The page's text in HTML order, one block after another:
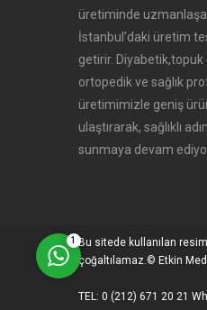
üretiminde
İstanbul’daki üretim
getirir.
ortopedik ve sağlık
üretimimizle geniş
ulaştırarak, sağlıklı
sunmaya devam
Bu sitede kullanılan
çoğaltılamaz.© Etkin
TEL: 0 (212) 671 20 21
Etkin Medikal Destek
1